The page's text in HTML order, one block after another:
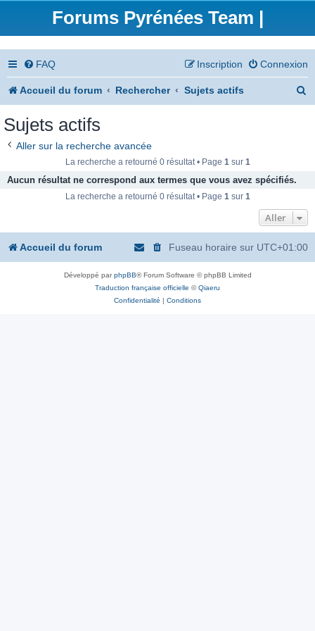
Forums Pyrénées Team |
FAQ Connexion
Inscription
Accueil du forum Rechercher Sujets actifs
e
Sujets actifs
Aller sur la recherche avancée
La recherche a retourné 0 résultat • Page 1sur 1
Aucun résultat ne correspond aux termes que vous avez spécifiés.
La recherche a retourné 0 résultat • Page 1sur 1
Aller
Accueil du forum Fuseau horaire sur UTC+01:00
Développé parphpBB® Forum Software © phpBB Limited
Traduction française officielle ©Qiaeru
Confidentialité | Conditions